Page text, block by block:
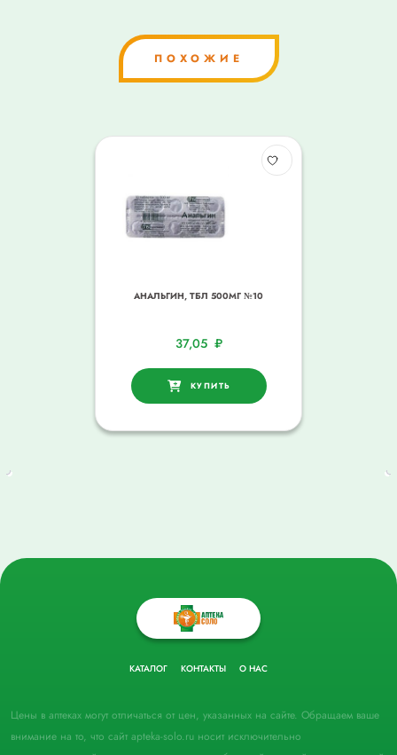
ПОХОЖИЕ
АНАЛЬГИН, ТБЛ 500МГ №10
37,05 ₽
КУПИТЬ
КАТАЛОГ КОНТАКТЫ О НАС
Цены в аптеках могут отличаться от цен, указанных на сайте. Обращаем ваше
внимание на то, что сайт apteka-solo.ru носит исключительно